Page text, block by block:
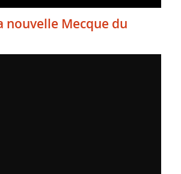
nouvelle Mecque du